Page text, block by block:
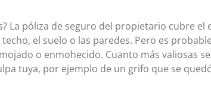
La póliza de seguro del propietario cubre
el suelo o las paredes. Pero es
o enmohecido. Cuanto más valiosas
tuya, por ejemplo de un grifo que se